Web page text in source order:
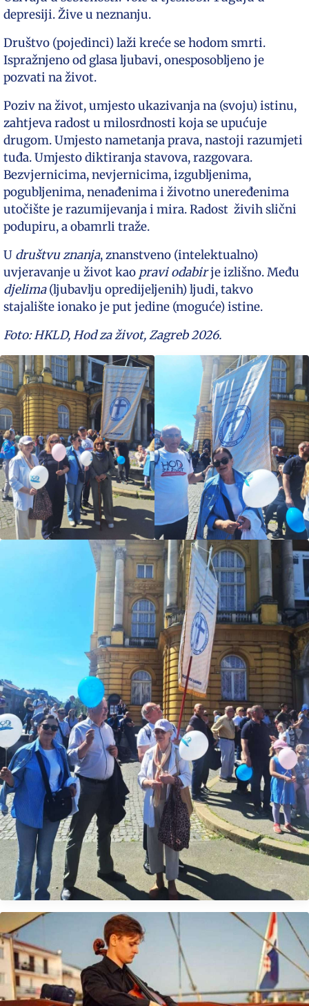
depresiji. Žive u neznanju.
Društvo (pojedinci) laži kreće se hodom smrti.
Ispražnjeno od glasa ljubavi, onesposobljeno je
pozvati na život.
Poziv na život, umjesto ukazivanja na (svoju) istinu,
zahtjeva radost u milosrdnosti koja se upućuje
drugom. Umjesto nametanja prava, nastoji razumjeti
tuđa. Umjesto diktiranja stavova, razgovara.
Bezvjernicima, nevjernicima, izgubljenima,
pogubljenima, nenađenima i životno uneređenima
utočište je razumijevanja i mira. Radost živih slični
podupiru, a obamrli traže.
U društvuznanja, znanstveno (intelektualno)
uvjeravanje u život kao pravi odabirje izlišno. Među
djelima(ljubavlju opredijeljenih) ljudi, takvo
stajalište ionako je put jedine (moguće) istine.
Foto: HKLD, Hod za život, Zagreb 2026.